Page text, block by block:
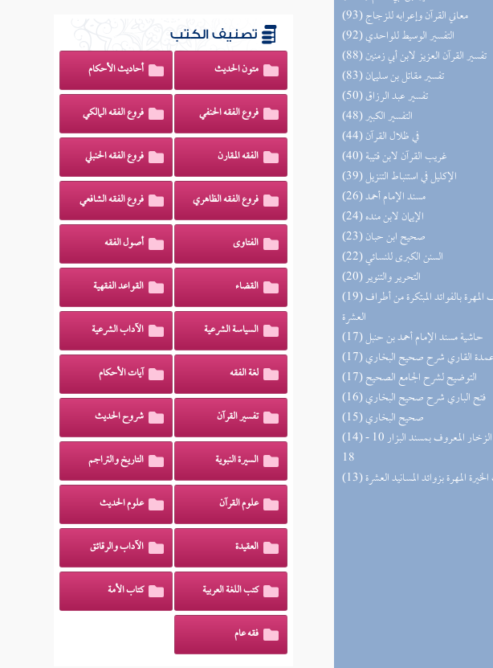
(93) معاني القرآن وإعرابه للزجاج
(92) التفسير الوسيط للواحدي
(88) تفسير القرآن العزيز لابن أبي زمنين
(83) تفسير مقاتل بن سليمان
(50) تفسير عبد الرزاق
(48) التفسير الكبير
(44) في ظلال القرآن
(40) غريب القرآن لابن قتيبة
(39) الإكليل في استنباط التنزيل
(26) مسند الإمام أحمد
(24) الإيمان لابن منده
(23) صحيح ابن حبان
(22) السنن الكبرى للنسائي
(20) التحرير والتنوير
(19) إتحاف المهرة بالفوائد المبتكرة من أطراف
العشرة
(17) حاشية مسند الإمام أحمد بن حنبل
(17) عمدة القاري شرح صحيح البخاري
(17) التوضيح لشرح الجامع الصحيح
(16) فتح الباري شرح صحيح البخاري
(15) صحيح البخاري
(14) البحر الزخار المعروف بمسند البزار 10 -
18
الخيرة المهرة بزوائد المسانيد العشرة
تصنيف الكتب
متون الحديث أحاديث الأحكام
فروع الفقه الحنفي فروع الفقه المالكي
الفقه المقارن فروع الفقه الحنبلي
فروع الفقه الظاهري فروع الفقه الشافعي
الفتاوى أصول الفقه
القضاء القواعد الفقهية
السياسة الشرعية الآداب الشرعية
لغة الفقه آيات الأحكام
تفسير القرآن شروح الحديث
السيرة النبوية التاريخ والتراجم
علوم القرآن علوم الحديث
العقيدة الآداب والرقائق
كتب اللغة العربية كتاب الأمة
فقه عام